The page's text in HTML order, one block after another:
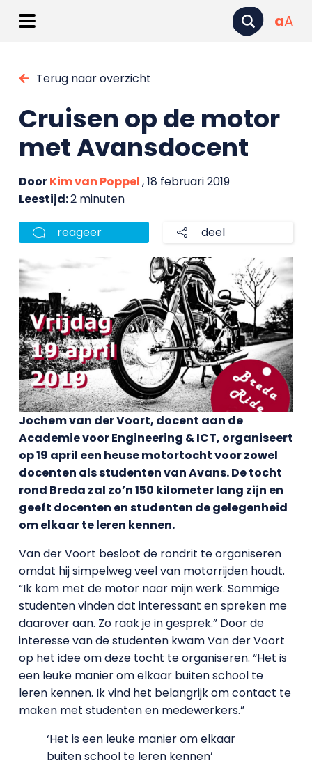
aA
Terug naar overzicht
Cruisen op de motor
met Avansdocent
DoorKim van Poppel, 18 februari 2019
Leestijd:2 minuten
reageer deel
Jochem van der Voort, docent aan de
Academie voor Engineering & ICT, organiseert
op 19 april een heuse motortocht voor zowel
docenten als studenten van Avans. De tocht
rond Breda zal zo’n 150 kilometer lang zijn en
geeft docenten en studenten de gelegenheid
om elkaar te leren kennen.
Van der Voort besloot de rondrit te organiseren
omdat hij simpelweg veel van motorrijden houdt.
“Ik kom met de motor naar mijn werk. Sommige
studenten vinden dat interessant en spreken me
daarover aan. Zo raak je in gesprek.” Door de
interesse van de studenten kwam Van der Voort
op het idee om deze tocht te organiseren. “Het is
een leuke manier om elkaar buiten school te
leren kennen. Ik vind het belangrijk om contact te
maken met studenten en medewerkers.”
‘Het is een leuke manier om elkaar
buiten school te leren kennen’